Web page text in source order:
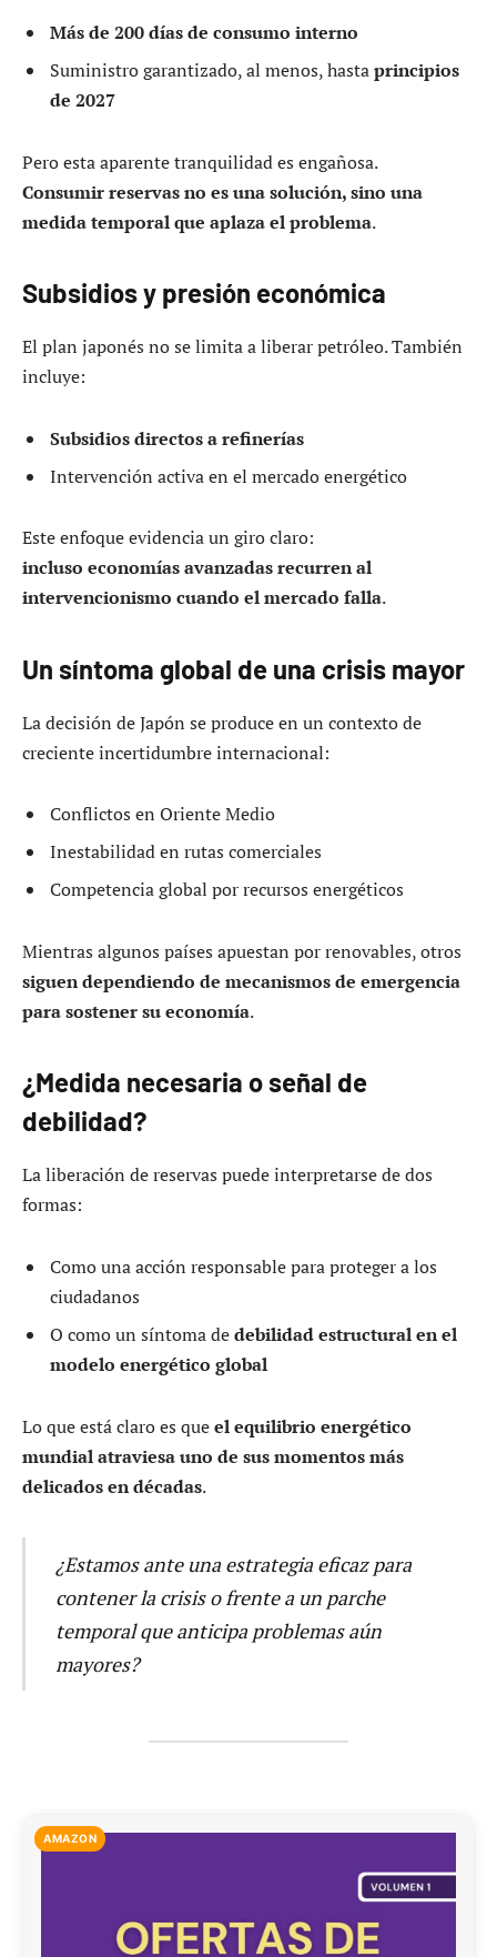
Más de 200 días de consumo interno
Suministro garantizado, al menos, hastaprincipios
de 2027
Pero esta aparente tranquilidad es engañosa.
Consumir reservas no es una solución, sino una
medida temporal que aplaza el problema.
Subsidios y presión económica
El plan japonés no se limita a liberar petróleo. También
incluye:
Subsidios directos a refinerías
Intervención activa en el mercado energético
Este enfoque evidencia un giro claro:
incluso economías avanzadas recurren al
intervencionismo cuando el mercado falla.
Un síntoma global de una crisis mayor
La decisión de Japón se produce en un contexto de
creciente incertidumbre internacional:
Conflictos en Oriente Medio
Inestabilidad en rutas comerciales
Competencia global por recursos energéticos
Mientras algunos países apuestan por renovables, otros
siguen dependiendo de mecanismos de emergencia
para sostener su economía.
¿Medida necesaria o señal de
debilidad?
La liberación de reservas puede interpretarse de dos
formas:
Como una acción responsable para proteger a los
ciudadanos
O como un síntoma dedebilidad estructural en el
modelo energético global
Lo que está claro es queel equilibrio energético
mundial atraviesa uno de sus momentos más
delicados en décadas.
¿Estamos ante una estrategia eficaz para
contener la crisis o frente a un parche
temporal que anticipa problemas aún
mayores?
AMAZON